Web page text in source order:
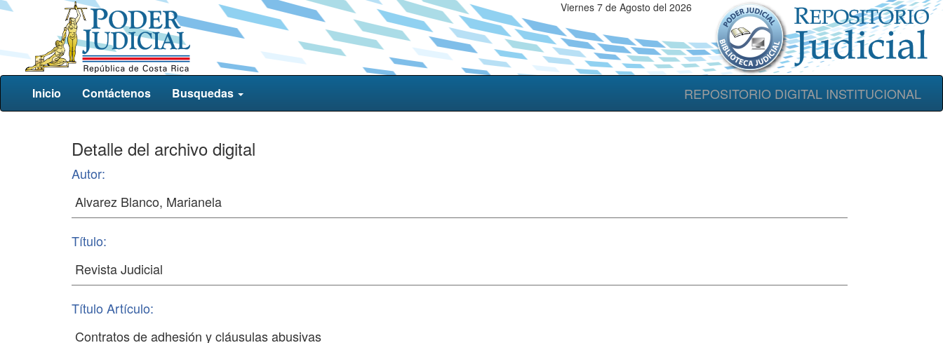
Viernes 7 de Agosto del 2026
REPOSITORIO DIGITAL INSTITUCIONAL
Inicio Contáctenos Busquedas
Detalle del archivo digital
Autor:
Título:
Título Artículo: